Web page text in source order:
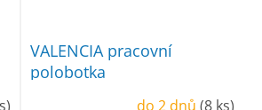
VALENCIA pracovní
polobotka
do 2 dnů (8 ks)